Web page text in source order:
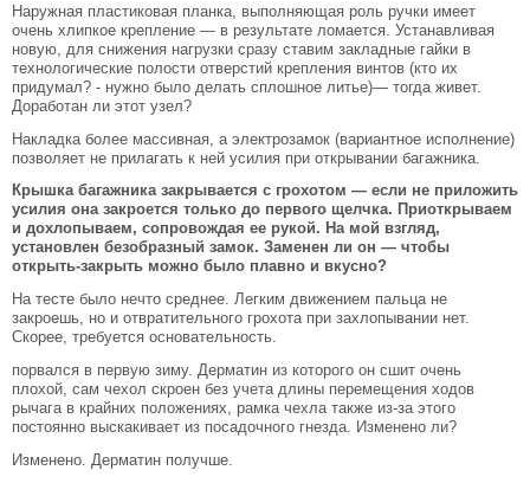
Наружная пластиковая планка, выполняющая роль ручки имеет
очень хлипкое крепление — в результате ломается. Устанавливая
новую, для снижения нагрузки сразу ставим закладные гайки в
технологические полости отверстий крепления винтов (кто их
придумал? - нужно было делать сплошное литье)— тогда живет.
Доработан ли этот узел?
Накладка более массивная, а электрозамок (вариантное исполнение)
позволяет не прилагать к ней усилия при открывании багажника.
Крышка багажника закрывается с грохотом — если не приложить
усилия она закроется только до первого щелчка. Приоткрываем
и дохлопываем, сопровождая ее рукой. На мой взгляд,
установлен безобразный замок. Заменен ли он — чтобы
открыть-закрыть можно было плавно и вкусно?
На тесте было нечто среднее. Легким движением пальца не
закроешь, но и отвратительного грохота при захлопывании нет.
Скорее, требуется основательность.
порвался в первую зиму. Дерматин из которого он сшит очень
плохой, сам чехол скроен без учета длины перемещения ходов
рычага в крайних положениях, рамка чехла также из-за этого
постоянно выскакивает из посадочного гнезда. Изменено ли?
Изменено. Дерматин получше.